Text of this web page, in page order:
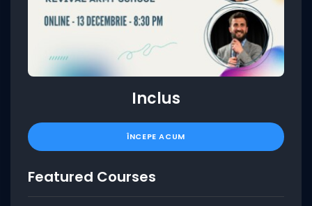
Inclus
ÎNCEPE ACUM
Featured Courses